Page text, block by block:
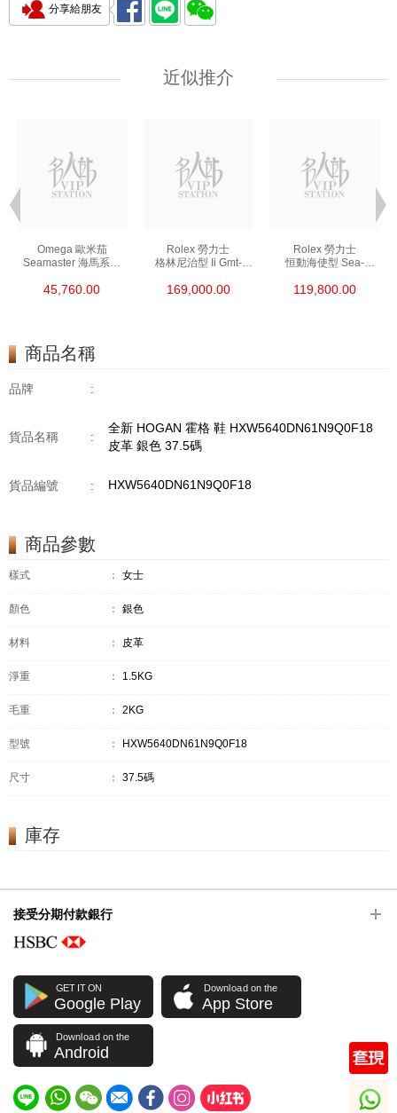
分享給朋友
近似推介
Omega 歐米茄
Seamaster 海馬系列
精鋼 Nekton Edition
45,760.00
Rolex 勞力士
格林尼治型 Ii Gmt-
0002 18kt玫瑰金/鋼
169,000.00
Rolex 勞力士
恒動海使型 Sea-
精鋼 單紅
119,800.00
商品名稱
品牌 :
貨品名稱 :
全新 HOGAN 霍格 鞋 HXW5640DN61N9Q0F18
皮革 銀色 37.5碼
貨品編號 : HXW5640DN61N9Q0F18
商品參數
樣式 ： 女士
顏色 ： 銀色
材料 ： 皮革
淨重 ： 1.5KG
毛重 ： 2KG
型號 ： HXW5640DN61N9Q0F18
尺寸 ： 37.5碼
庫存
接受分期付款銀行
GET IT ON
Google Play
Download on the
App Store
Download on the
Android